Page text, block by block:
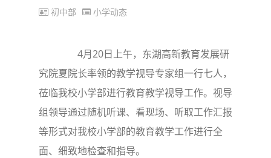
初中部 小学动态
4月20日上午，东湖高新教育发展研
究院夏院长率领的教学视导专家组一行七人，
莅临我校小学部进行教育教学视导工作。视导
组领导通过随机听课、看现场、听取工作汇报
等形式对我校小学部的教育教学工作进行全
面、细致地检查和指导。